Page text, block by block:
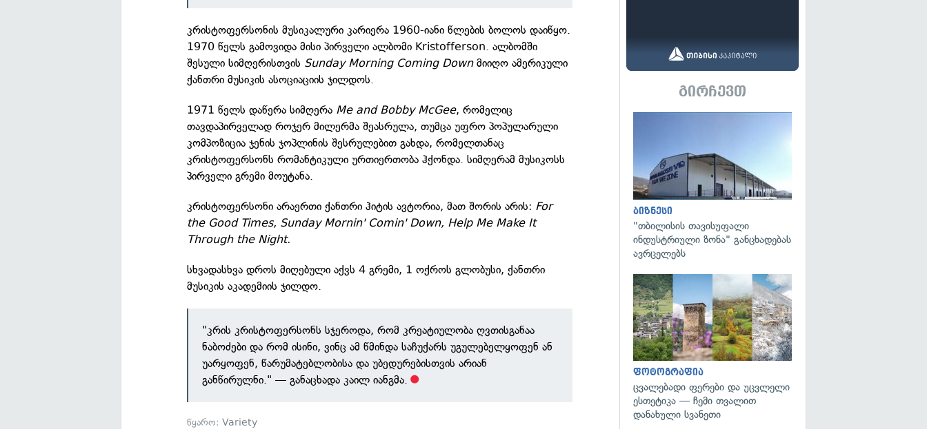
კრისტოფერსონის მუსიკალური კარიერა 1960-იანი წლების ბოლოს დაიწყო.
1970 წელს გამოვიდა მისი პირველი ალბომი Kristofferson. ალბომში
შესული სიმღერისთვის Sunday Morning Coming Downმიიღო ამერიკული
ქანთრი მუსიკის ასოციაციის ჯილდოს.
1971 წელს დაწერა სიმღერა Me and Bobby McGee, რომელიც
თავდაპირველად როჯერ მილერმა შეასრულა, თუმცა უფრო პოპულარული
კომპოზიცია ჯენის ჯოპლინის შესრულებით გახდა, რომელთანაც
კრისტოფერსონს რომანტიკული ურთიერთობა ჰქონდა. სიმღერამ მუსიკოსს
პირველი გრემი მოუტანა.
კრისტოფერსონი არაერთი ქანთრი ჰიტის ავტორია, მათ შორის არის: For
the Good Times, Sunday Mornin' Comin' Down, Help Me Make It
Through the Night.
სხვადასხვა დროს მიღებული აქვს 4 გრემი, 1 ოქროს გლობუსი, ქანთრი
მუსიკის აკადემიის ჯილდო.
"კრის კრისტოფერსონს სჯეროდა, რომ კრეატიულობა ღვთისგანაა
ნაბოძები და რომ ისინი, ვინც ამ წმინდა საჩუქარს უგულებელყოფენ ან
უარყოფენ, წარუმატებლობისა და უბედურებისთვის არიან
განწირულნი." — განაცხადა კაილ იანგმა.
წყარო:Variety
გირჩევთ
ბიზნესი
"თბილისის თავისუფალი
ინდუსტრიული ზონა" განცხადებას
ავრცელებს
ფოტოგრაფია
ცვალებადი ფერები და უცვლელი
ესთეტიკა — ჩემი თვალით
დანახული სვანეთი